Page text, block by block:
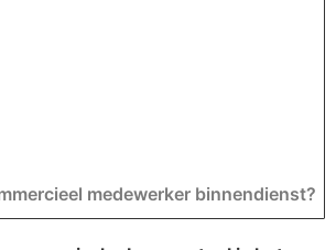
medewerker binnendienst?